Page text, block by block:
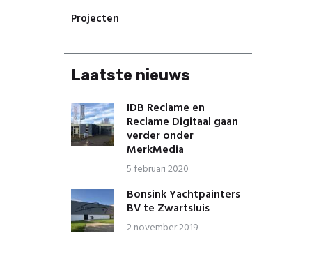
Projecten
Laatste nieuws
IDB Reclame en
Reclame Digitaal gaan
verder onder
MerkMedia
5 februari 2020
Bonsink Yachtpainters
BV te Zwartsluis
2 november 2019